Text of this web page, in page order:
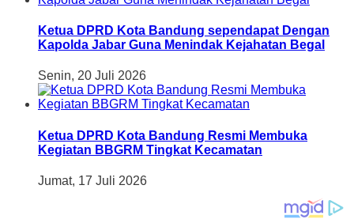
Ketua DPRD Kota Bandung sependapat Dengan
Kapolda Jabar Guna Menindak Kejahatan Begal
Senin, 20 Juli 2026
Ketua DPRD Kota Bandung Resmi Membuka
Kegiatan BBGRM Tingkat Kecamatan
Jumat, 17 Juli 2026